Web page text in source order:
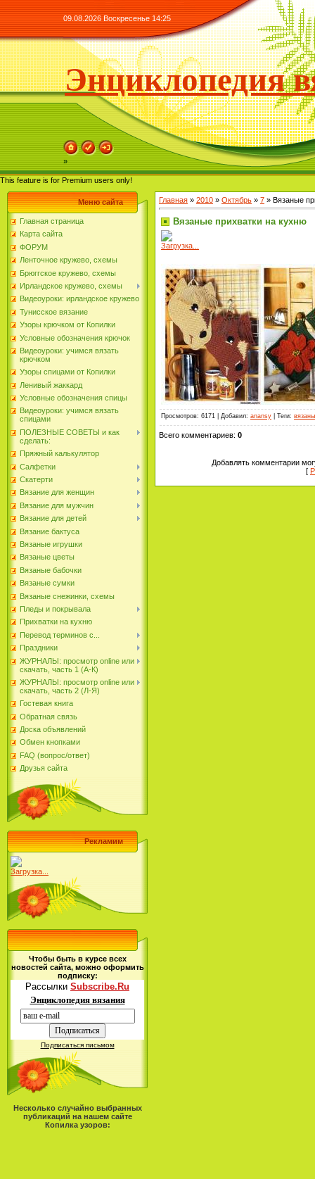
09.08.2026 Воскресенье 14:25
Энциклопедия
»
This feature is for Premium users only!
Меню сайта
Главная страница
Карта сайта
ФОРУМ
Ленточное кружево, схемы
Брюггское кружево, схемы
Ирландское кружево, схемы
Видеоуроки: ирландское кружево
Тунисское вязание
Узоры крючком от Копилки
Условные обозначения крючок
Видеоуроки: учимся вязать
крючком
Узоры спицами от Копилки
Ленивый жаккард
Условные обозначения спицы
Видеоуроки: учимся вязать
спицами
ПОЛЕЗНЫЕ СОВЕТЫ и как
сделать:
Пряжный калькулятор
Салфетки
Скатерти
Вязание для женщин
Вязание для мужчин
Вязание для детей
Вязание бактуса
Вязаные игрушки
Вязаные цветы
Вязаные бабочки
Вязаные сумки
Вязаные снежинки, схемы
Пледы и покрывала
Прихватки на кухню
Перевод терминов с...
Праздники
ЖУРНАЛЫ: просмотр online или
скачать, часть 1 (А-К)
ЖУРНАЛЫ: просмотр online или
скачать, часть 2 (Л-Я)
Гостевая книга
Обратная связь
Доска объявлений
Обмен кнопками
FAQ (вопрос/ответ)
Друзья сайта
Рекламим
Загрузка...
Чтобы быть в курсе всех
новостей сайта, можно оформить
подписку:
Рассылки Subscribe.Ru
Энциклопедия вязания
Подписаться письмом
Несколько случайно выбранных
публикаций на нашем сайте
Копилка узоров:
Главная » 2010 » Октябрь » 7 » Вязаные
Вязаные прихватки на кухню
Загрузка...
Просмотров: 6171 | Добавил: anansy Теги:
Всего комментариев: 0
Добавлять комментарии
[